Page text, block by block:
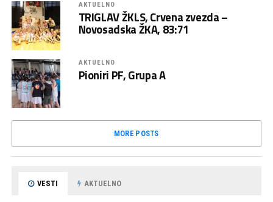
AKTUELNO
TRIGLAV ŽKLS, Crvena zvezda –
Novosadska ŽKA, 83:71
AKTUELNO
Pioniri PF, Grupa A
MORE POSTS
VESTI AKTUELNO